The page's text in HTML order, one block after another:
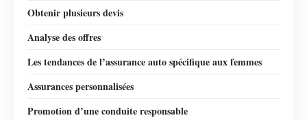
Obtenir plusieurs devis
Analyse des offres
Les tendances de l’assurance auto spécifique aux femmes
Assurances personnalisées
Promotion d’une conduite responsable